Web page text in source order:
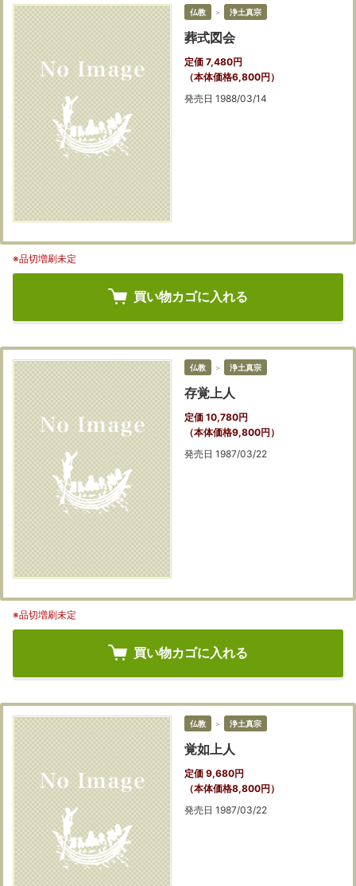
仏教 ＞ 浄土真宗
葬式図会
定価 7,480円
（本体価格6,800円）
発売日 1988/03/14
※品切増刷未定
買い物カゴに入れる
仏教 ＞ 浄土真宗
存覚上人
定価 10,780円
（本体価格9,800円）
発売日 1987/03/22
※品切増刷未定
買い物カゴに入れる
仏教 ＞ 浄土真宗
覚如上人
定価 9,680円
（本体価格8,800円）
発売日 1987/03/22